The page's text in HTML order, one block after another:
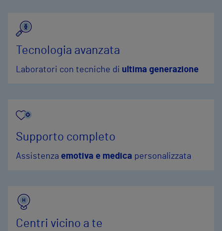
Tecnologia avanzata
Laboratori con tecniche di ultima generazione
Supporto completo
Assistenza emotiva e medica personalizzata
Centri vicino a te